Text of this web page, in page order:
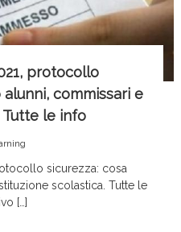
protocollo
commissari e
Tutte le info
sicurezza: cosa
scolastica. Tutte le
[…]